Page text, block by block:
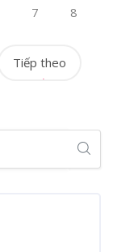
7 8
Tiếp theo